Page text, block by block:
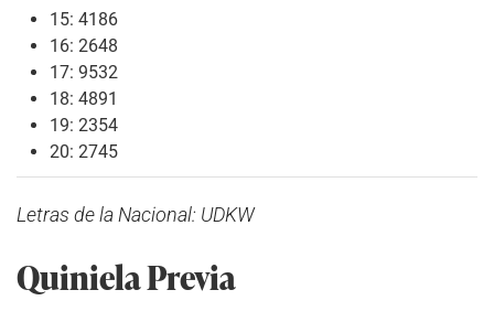
15: 4186
16: 2648
17: 9532
18: 4891
19: 2354
20: 2745
Letras de la Nacional: UDKW
Quiniela Previa